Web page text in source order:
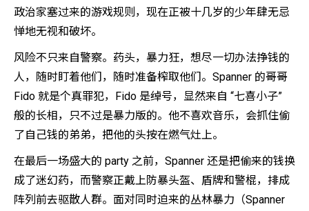
政治家塞过来的游戏规则，现在正被十几岁的少年肆无忌
惮地无视和破坏。
风险不只来自警察。药头，暴力狂，想尽一切办法挣钱的
人，随时盯着他们，随时准备榨取他们。Spanner 的哥哥
Fido 就是个真罪犯，Fido 是绰号，显然来自 “七喜小子”
般的长相，只不过是暴力版的。他不喜欢音乐，会抓住偷
了自己钱的弟弟，把他的头按在燃气灶上。
在最后一场盛大的 party 之前，Spanner 还是把偷来的钱换
成了迷幻药，而警察正戴上防暴头盔、盾牌和警棍，排成
阵列前去驱散人群。面对同时迫来的丛林暴力（Spanner